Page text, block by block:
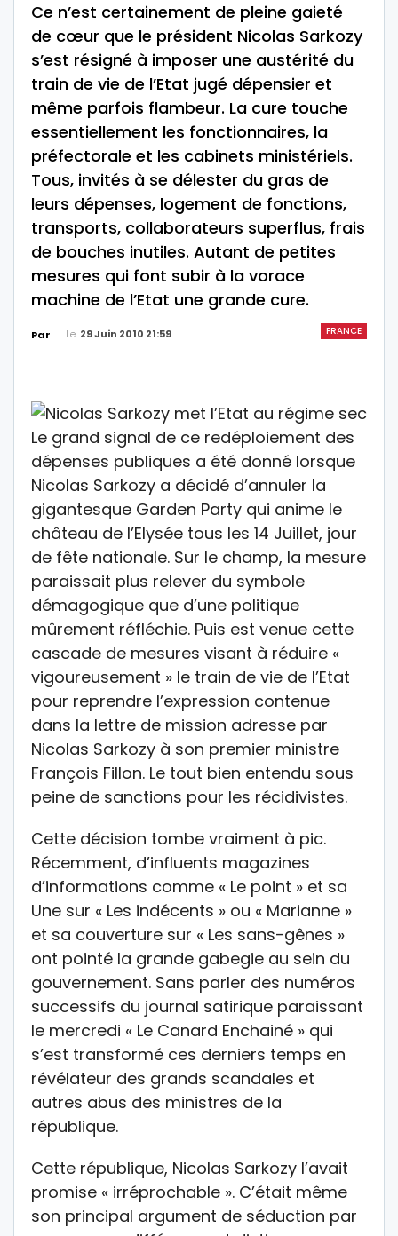
Ce n’est certainement de pleine gaieté
de cœur que le président Nicolas Sarkozy
s’est résigné à imposer une austérité du
train de vie de l’Etat jugé dépensier et
même parfois flambeur. La cure touche
essentiellement les fonctionnaires, la
préfectorale et les cabinets ministériels.
Tous, invités à se délester du gras de
leurs dépenses, logement de fonctions,
transports, collaborateurs superflus, frais
de bouches inutiles. Autant de petites
mesures qui font subir à la vorace
machine de l’Etat une grande cure.
FRANCE
Par Le 29 Juin 2010 21:59
Le grand signal de ce redéploiement des
dépenses publiques a été donné lorsque
Nicolas Sarkozy a décidé d’annuler la
gigantesque Garden Party qui anime le
château de l’Elysée tous les 14 Juillet, jour
de fête nationale. Sur le champ, la mesure
paraissait plus relever du symbole
démagogique que d’une politique
mûrement réfléchie. Puis est venue cette
cascade de mesures visant à réduire «
vigoureusement » le train de vie de l’Etat
pour reprendre l’expression contenue
dans la lettre de mission adresse par
Nicolas Sarkozy à son premier ministre
François Fillon. Le tout bien entendu sous
peine de sanctions pour les récidivistes.
Cette décision tombe vraiment à pic.
Récemment, d’influents magazines
d’informations comme « Le point » et sa
Une sur « Les indécents » ou « Marianne »
et sa couverture sur « Les sans-gênes »
ont pointé la grande gabegie au sein du
gouvernement. Sans parler des numéros
successifs du journal satirique paraissant
le mercredi « Le Canard Enchainé » qui
s’est transformé ces derniers temps en
révélateur des grands scandales et
autres abus des ministres de la
république.
Cette république, Nicolas Sarkozy l’avait
promise « irréprochable ». C’était même
son principal argument de séduction par